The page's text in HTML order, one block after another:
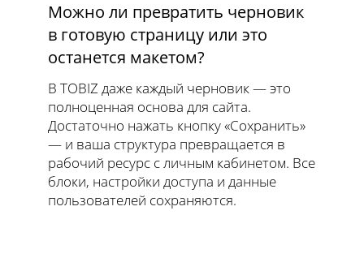
Можно ли превратить черновик
в готовую страницу или это
останется макетом?
В TOBIZ даже каждый черновик — это
полноценная основа для сайта.
Достаточно нажать кнопку «Сохранить»
— и ваша структура превращается в
рабочий ресурс с личным кабинетом. Все
блоки, настройки доступа и данные
пользователей сохраняются.